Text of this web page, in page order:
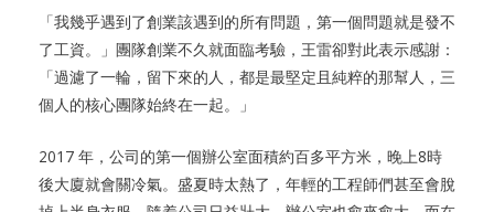
「我幾乎遇到了創業該遇到的所有問題，第一個問題就是發不
了工資。」團隊創業不久就面臨考驗，王雷卻對此表示感謝：
「過濾了一輪，留下來的人，都是最堅定且純粹的那幫人，三
個人的核心團隊始終在一起。」
2017 年，公司的第一個辦公室面積約百多平方米，晚上8時
後大廈就會關冷氣。盛夏時太熱了，年輕的工程師們甚至會脫